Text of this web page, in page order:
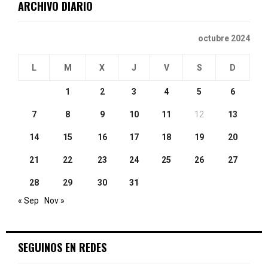
ARCHIVO DIARIO
octubre 2024
L M X J V S D
1 2 3 4 5 6
7 8 9 10 11 12 13
14 15 16 17 18 19 20
21 22 23 24 25 26 27
28 29 30
31
« Sep
Nov »
SEGUINOS EN REDES